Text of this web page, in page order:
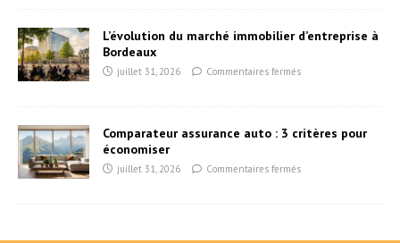
L’évolution du marché immobilier d’entreprise à
Bordeaux
juillet 31, 2026 Commentaires fermés
Comparateur assurance auto : 3 critères pour
économiser
juillet 31, 2026 Commentaires fermés